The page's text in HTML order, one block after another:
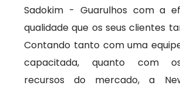
Sadokim - Guarulhos com a
qualidade que os seus clientes
Contando tanto com uma
capacitada, quanto com
recursos do mercado, a